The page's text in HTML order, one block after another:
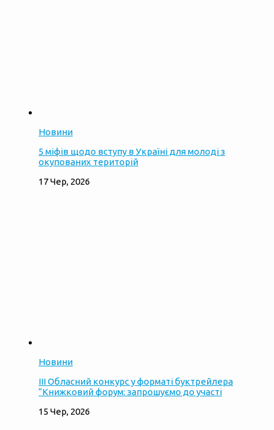
Новини
5 міфів щодо вступу в Україні для молоді з
окупованих територій
17 Чер, 2026
Новини
ІІІ Обласний конкурс у форматі буктрейлера
“Книжковий форум: запрошуємо до участі
15 Чер, 2026